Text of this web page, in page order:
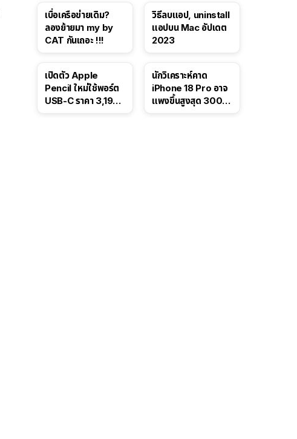
เบื่อเครือข่ายเดิม?
ลองย้ายมา my by
CAT กันเถอะ !!!
วิธีลบแอป, uninstall
แอปบน Mac อัปเดต
2023
เปิดตัว Apple
Pencil ใหม่ใช้พอร์ต
USB-C ราคา 3,190
นักวิเคราะห์คาด
iPhone 18 Pro อาจ
แพงขึ้นสูงสุด 300